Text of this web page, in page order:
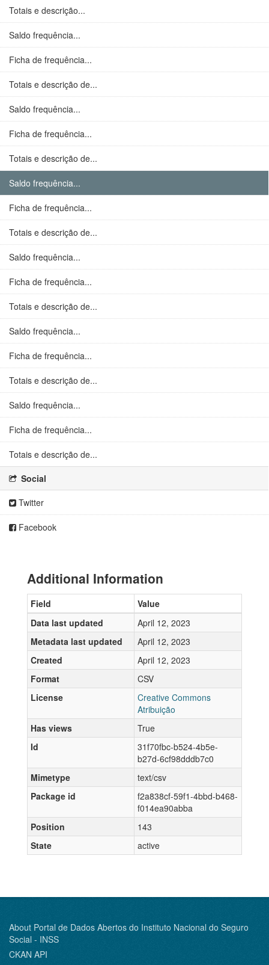
Totais e descrição...
Saldo frequência...
Ficha de frequência...
Totais e descrição de...
Saldo frequência...
Ficha de frequência...
Totais e descrição de...
Saldo frequência...
Ficha de frequência...
Totais e descrição de...
Saldo frequência...
Ficha de frequência...
Totais e descrição de...
Saldo frequência...
Ficha de frequência...
Totais e descrição de...
Saldo frequência...
Ficha de frequência...
Totais e descrição de...
Social
Twitter
Facebook
Additional Information
Field
Value
Data last updated
April 12, 2023
Metadata last updated
April 12, 2023
Created
April 12, 2023
Format
CSV
License
Creative Commons
Atribuição
Has views
True
Id
31f70fbc-b524-4b5e-
b27d-6cf98dddb7c0
Mimetype
text/csv
Package id
f2a838cf-59f1-4bbd-b468-
f014ea90abba
Position
143
State
active
About Portal de Dados Abertos do Instituto Nacional do Seguro
Social - INSS
CKAN API